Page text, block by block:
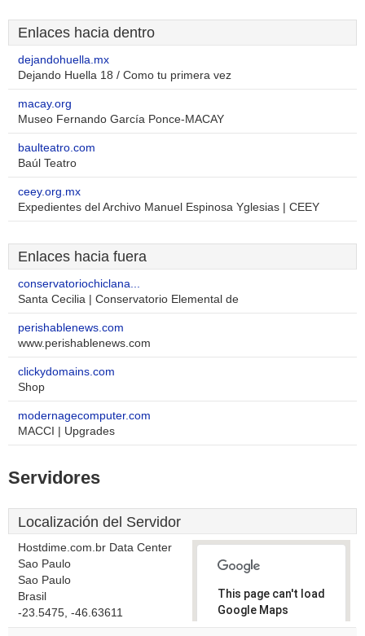
Enlaces hacia dentro
dejandohuella.mx
Dejando Huella 18 / Como tu primera vez
macay.org
Museo Fernando García Ponce-MACAY
baulteatro.com
Baúl Teatro
ceey.org.mx
Expedientes del Archivo Manuel Espinosa Yglesias | CEEY
Enlaces hacia fuera
conservatoriochiclana...
Santa Cecilia | Conservatorio Elemental de
perishablenews.com
www.perishablenews.com
clickydomains.com
Shop
modernagecomputer.com
MACCI | Upgrades
Servidores
Localización del Servidor
Hostdime.com.br Data Center
Sao Paulo
Sao Paulo
Brasil
-23.5475, -46.63611
This page can't load
Google Maps
correctly.